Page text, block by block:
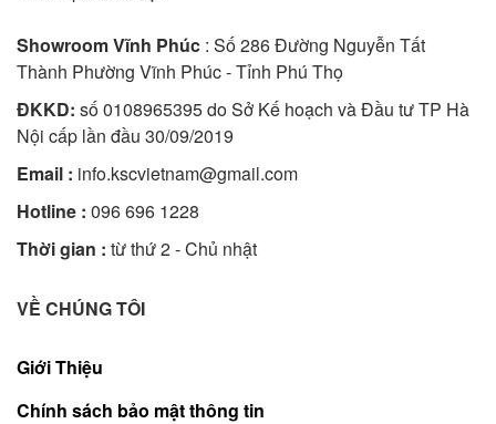
Showroom Vĩnh Phúc : Số 286 Đường Nguyễn Tất
Thành Phường Vĩnh Phúc - Tỉnh Phú Thọ
ĐKKD: số 0108965395 do Sở Kế hoạch và Đầu tư TP Hà
Nội cấp lần đầu 30/09/2019
Email : info.kscvietnam@gmail.com
Hotline : 096 696 1228
Thời gian : từ thứ 2 - Chủ nhật
VỀ CHÚNG TÔI
Giới Thiệu
Chính sách bảo mật thông tin